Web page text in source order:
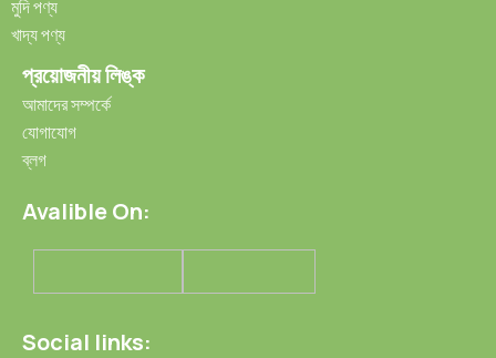
মুদি পণ্য
খাদ্য পণ্য
প্রয়োজনীয় লিঙ্ক
আমাদের সম্পর্কে
যোগাযোগ
ব্লগ
Avalible On:
Social links: